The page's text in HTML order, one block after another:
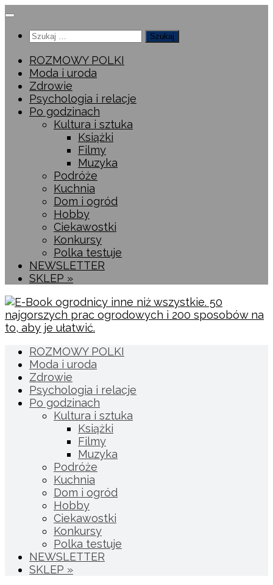
Przeskocz
treściSzukaj:
ROZMOWY POLKI
Moda i uroda
Zdrowie
Psychologia i relacje
Po godzinach
Kultura i sztuka
Książki
Filmy
Muzyka
Podróże
Kuchnia
Dom i ogród
Hobby
Ciekawostki
Konkursy
Polka testuje
NEWSLETTER
SKLEP »
ROZMOWY POLKI
Moda i uroda
Zdrowie
Psychologia i relacje
Po godzinach
Kultura i sztuka
Książki
Filmy
Muzyka
Podróże
Kuchnia
Dom i ogród
Hobby
Ciekawostki
Konkursy
Polka testuje
NEWSLETTER
SKLEP »